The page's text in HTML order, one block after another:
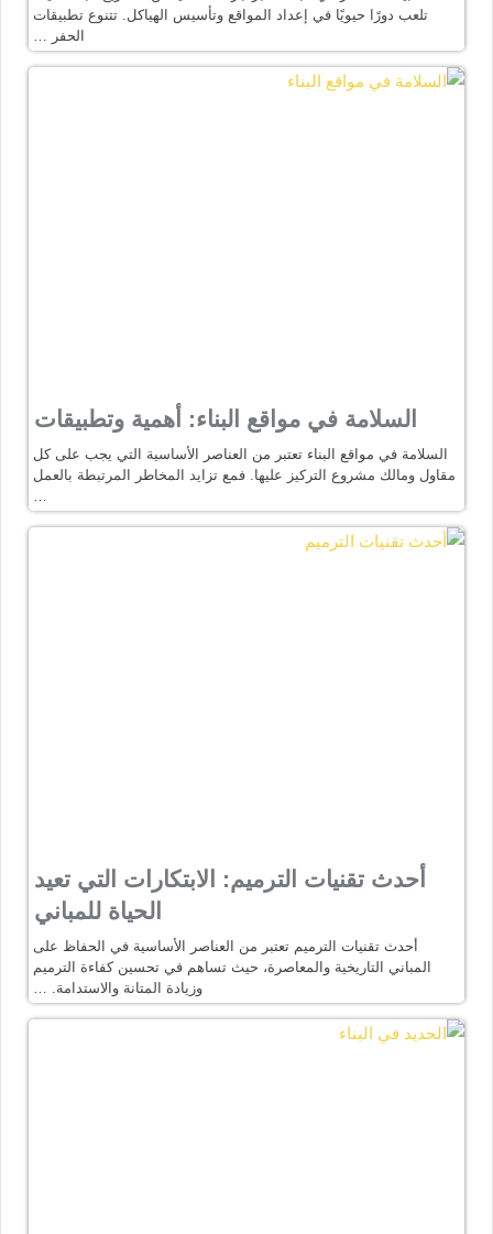
تلعب دورًا حيويًا في إعداد المواقع وتأسيس الهياكل. تتنوع تطبيقات
الحفر …
السلامة في مواقع البناء: أهمية وتطبيقات
السلامة في مواقع البناء تعتبر من العناصر الأساسية التي يجب على كل
مقاول ومالك مشروع التركيز عليها. فمع تزايد المخاطر المرتبطة بالعمل
أحدث تقنيات الترميم: الابتكارات التي تعيد
الحياة للمباني
أحدث تقنيات الترميم تعتبر من العناصر الأساسية في الحفاظ على
المباني التاريخية والمعاصرة، حيث تساهم في تحسين كفاءة الترميم
وزيادة المتانة والاستدامة. …